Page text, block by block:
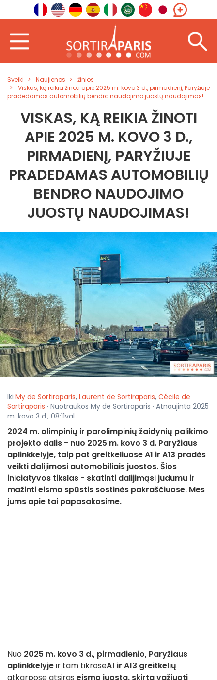
Sveiki Naujienos
žinios
Viskas, ką reikia žinoti apie 2025 m. kovo 3 d., pirmadienį, Paryžiuje
pradedamas automobilių bendro naudojimo juostų naudojimas!
VISKAS, KĄ REIKIA ŽINOTI
APIE 2025 M. KOVO 3 D.,
PIRMADIENĮ, PARYŽIUJE
PRADEDAMAS AUTOMOBILIŲ
BENDRO NAUDOJIMO
JUOSTŲ NAUDOJIMAS!
Iki My de Sortiraparis, Laurent de Sortiraparis, Cécile de
Sortiraparis · Nuotraukos My de Sortiraparis · Atnaujinta 2025
m. kovo 3 d., 08:11val.
2024 m. olimpinių ir parolimpinių žaidynių palikimo
projekto dalis - nuo 2025 m. kovo 3 d. Paryžiaus
aplinkkelyje, taip pat greitkeliuose A1 ir A13 pradės
veikti dalijimosi automobiliais juostos. Šios
iniciatyvos tikslas - skatinti dalijimąsi judumu ir
mažinti eismo spūstis sostinės pakraščiuose. Mes
jums apie tai papasakosime.
Nuo 2025 m. kovo 3 d., pirmadienio, Paryžiaus
aplinkkelyjeir tam tikroseA1 ir A13 greitkelių
atkarpose atsiras eismo juosta, skirta važiuoti